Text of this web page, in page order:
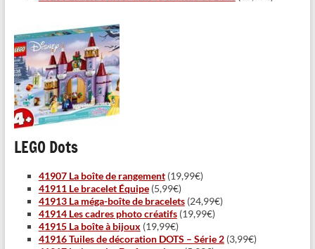
LEGO Dots
41907 La boîte de rangement(19,99€)
41911 Le bracelet Équipe(5,99€)
41913 La méga-boîte de bracelets(24,99€)
41914 Les cadres photo créatifs(19,99€)
41915 La boîte à bijoux (19,99€)
41916 Tuiles de décoration DOTS – Série 2(3,99€)